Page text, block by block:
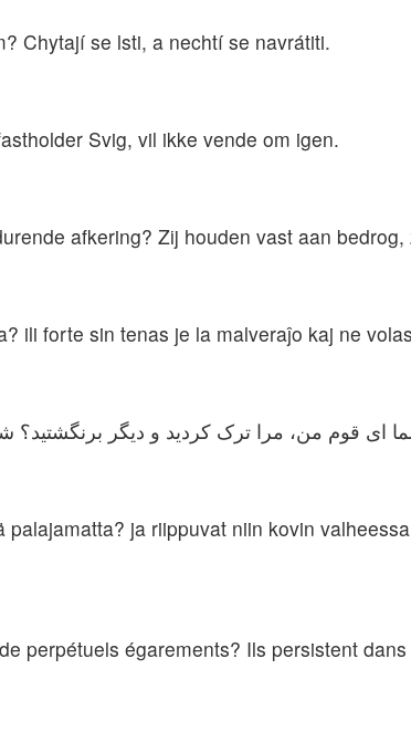
Chytají se lsti, a nechtí se navrátiti.
Svig, vil ikke vende om igen.
afkering? Zij houden vast aan
ili forte sin tenas je la malveraĵo kaj ne
ja riippuvat niin kovin
perpétuels égarements? Ils persistent